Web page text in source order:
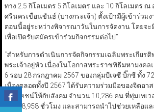
ทาง 2.5 กิโลเมตร 5 กิโลเมตร และ 10 กิโลเมตร
ศรีนครเขื่อนขันธ์ (บางกระเจ้า) ตั้งเป้ามีผู้เข้าร่วม
ตอนนี้อยู่ระหว่างพิจารณาวันในการจัดงาน โดยจ
เพื่อเปิดรับสมัครเข้าร่วมกิจกรรมต่อไป”
“สำหรับการดำเนินการจัดกิจกรรมเฉลิมพระเกียร
พระเจ้าอยู่หัว เนื่องในโอกาสพระราชพิธีมหามงค
6 รอบ 28 กรกฎาคม 2567 ของกลุ่มบีเจซี บิ๊กชี ทั้ง
เนื่องตลอดทั้งปี 2567 ได้รับความร่วมมือของจิตอา
ประโยชน์ให้กับสังคม จำนวน 10,286 คน ที่ทุ่มเทเ
กว่า 68,958 ชั่วโมง และสามารถนำไปช่วยเหลือแ